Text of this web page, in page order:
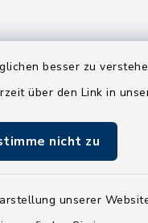
besser zu
über den Link in
nicht zu
unserer